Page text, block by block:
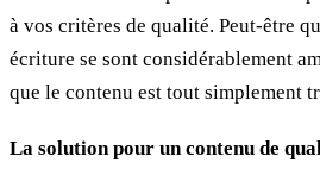
à vos critères de qualité. Peut-être
écriture se sont considérablement
que le contenu est tout simplement
La solution pour un contenu de